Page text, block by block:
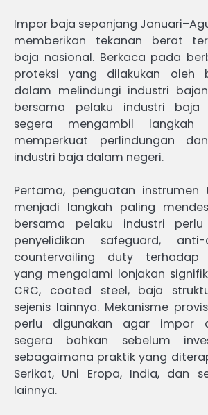
Impor baja sepanjang
memberikan tekanan berat
baja nasional. Berkaca pada
proteksi yang dilakukan oleh
dalam melindungi industri
bersama pelaku industri baja
segera mengambil langkah
memperkuat perlindungan
industri baja dalam negeri.
Pertama, penguatan instrumen
menjadi langkah paling
bersama pelaku industri
penyelidikan safeguard,
countervailing duty terhadap
yang mengalami lonjakan
CRC, coated steel, baja
sejenis lainnya. Mekanisme
perlu digunakan agar impor
segera bahkan sebelum
sebagaimana praktik yang
Serikat, Uni Eropa, India, dan
lainnya.